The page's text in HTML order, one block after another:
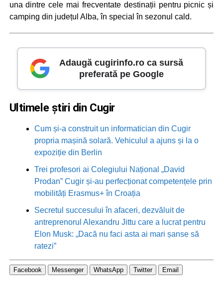
una dintre cele mai frecventate destinații pentru picnic și
camping din județul Alba, în special în sezonul cald.
Adaugă cugirinfo.ro ca sursă
preferată pe Google
Ultimele știri din Cugir
Cum și-a construit un informatician din Cugir
propria mașină solară. Vehiculul a ajuns și la o
expoziție din Berlin
Trei profesori ai Colegiului Național „David
Prodan” Cugir și-au perfecționat competențele prin
mobilități Erasmus+ în Croația
Secretul succesului în afaceri, dezvăluit de
antreprenorul Alexandru Jittu care a lucrat pentru
Elon Musk: „Dacă nu faci asta ai mari șanse să
ratezi”
Facebook Messenger WhatsApp Twitter Email